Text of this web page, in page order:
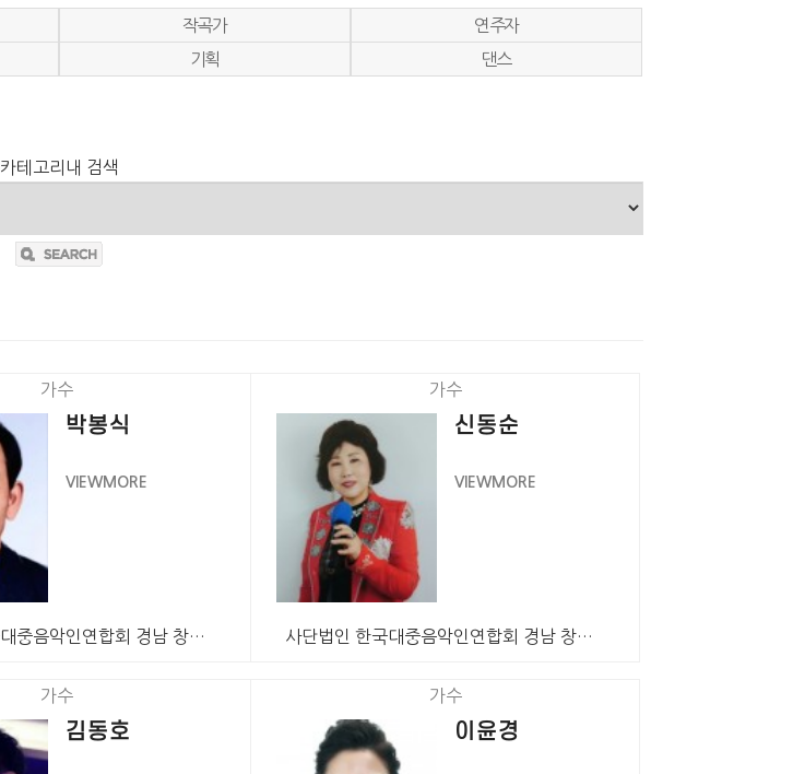
작곡가
연주자
기획
댄스
카테고리내 검색
가수
박봉식
VIEWMORE
사단법인 한국대중음악인연합회 경남 창원특례시지회 회원 …
가수
신동순
VIEWMORE
사단법인 한국대중음악인연합회 경남 창원특례시지회 회원 …
가수
김동호
가수
이윤경